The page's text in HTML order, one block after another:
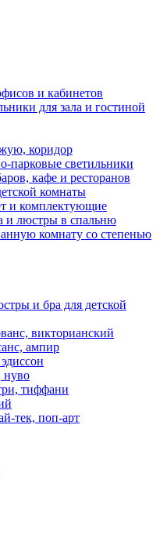
и кабинетов
для зала и гостиной
коридор
парковые светильники
кафе и ресторанов
комнаты
и комплектующие
и люстры в спальню
комнату со степенью
и бра для детской
викторианский
ампир
нуво
тиффани
тек, поп-арт